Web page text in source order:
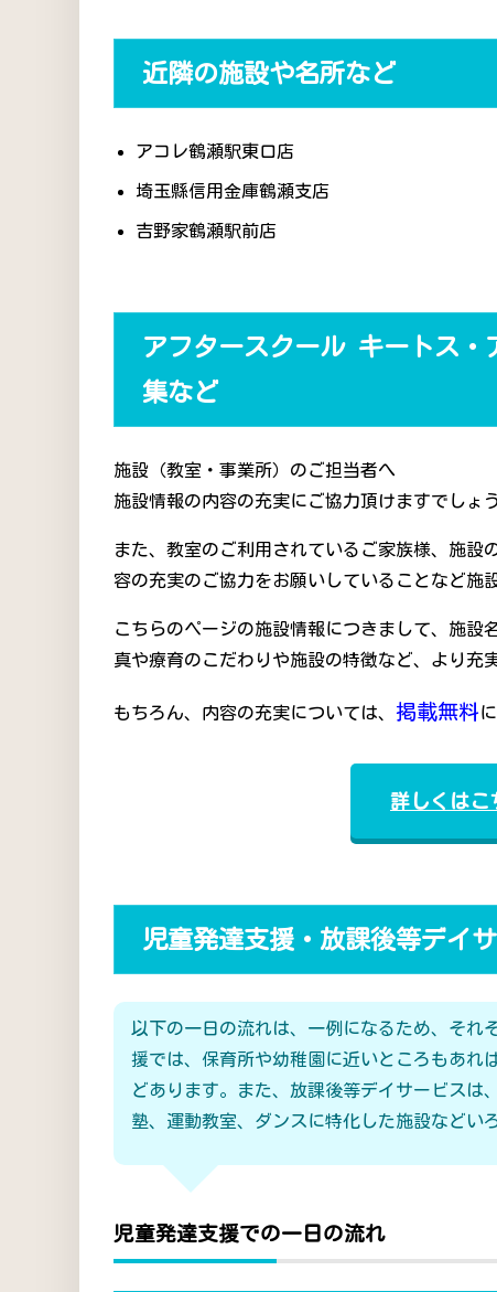
近隣の施設や名所など
アコレ鶴瀬駅東口店
埼玉縣信用金庫鶴瀬支店
吉野家鶴瀬駅前店
アフタースクール キートス・
集など
施設（教室・事業所）のご担当者へ
施設情報の内容の充実にご協力頂けますでしょ
また、教室のご利用されているご家族様、施設
容の充実のご協力をお願いしていることなど施
こちらのページの施設情報につきまして、施設
真や療育のこだわりや施設の特徴など、より充
もちろん、内容の充実については、 掲載無料
詳しくはこ
児童発達支援・放課後等デイ
以下の一日の流れは、一例になるため、それ
援では、保育所や幼稚園に近いところもあれ
どあります。また、放課後等デイサービスは
塾、運動教室、ダンスに特化した施設などい
児童発達支援での一日の流れ